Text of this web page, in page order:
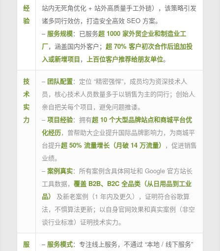
经
验
站内无死角优化 + 站外高质量手工外链），该策略引发
诸多同行效仿，打造安全高效 SEO 方案。
– 服务规模：已服务超 1000 家外贸企业和制造业工
厂，涵盖国内外客户； 超 70% 客户初次合作后追加投
入或新增项目， 上百位客户推荐给朋友单位。
技
术
实
力
– 团队配置：定位 “精密强悍”，成员均为资深技术人
员，核心技术人员数量多于以销售为主的同行；创始人
亲自把关每个项目，避免问题推诿。
– 项目经验：拥有超 10 个大型品牌站点和商城平台优
化经历，曾帮助大企业提升国际品牌影响力，为商城平
台提升超 50% 流量增长（月破 14 万流量） ，促进销售
业绩。
– 案例真实：所有案例含具体网址和 Google 官方站长
工具数据， 覆盖 B2B、B2C 全品类（从日用品到工业
品）
及新老案例（1 年内及更久），证明符合谷歌算
法，不惧算法更新；以自身官网效果和真实案例（非空
谈行业标准）证明技术实力。
服
– 服务模式：专注线上服务，不通过 “本地 / 线下服务”